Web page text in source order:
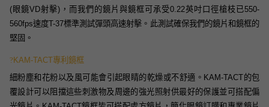
(眼鏡VD射擊)，而我們的鏡片與鏡框可承受0.22英吋口徑槍枝已550-
560fps速度T-37標準測試彈頭高速射擊。此測試確保我們的鏡片和鏡框的
堅固。
?KAM-TACT專利鏡框
細粉塵和花粉以及風可能會引起眼睛的乾燥或不舒適。KAM-TACT的包
覆設計可以阻擋這些刺激物及周邊的強光照射供最好的保護並可搭配偏